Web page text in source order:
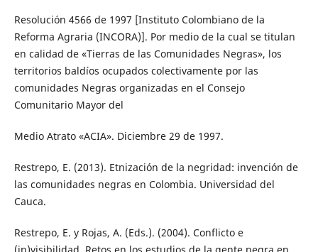
Resolución 4566 de 1997 [Instituto Colombiano de la
Reforma Agraria (INCORA)]. Por medio de la cual se titulan
en calidad de «Tierras de las Comunidades Negras», los
territorios baldíos ocupados colectivamente por las
comunidades Negras organizadas en el Consejo
Comunitario Mayor del
Medio Atrato «ACIA». Diciembre 29 de 1997.
Restrepo, E. (2013). Etnización de la negridad: invención de
las comunidades negras en Colombia. Universidad del
Cauca.
Restrepo, E. y Rojas, A. (Eds.). (2004). Conflicto e
(in)visibilidad. Retos en los estudios de la gente negra en